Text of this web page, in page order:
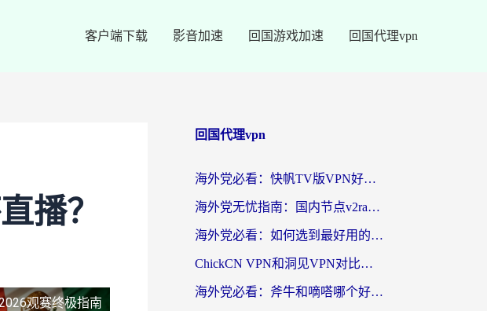
客户端下载 影音加速 回国游戏加速 回国代理vpn
播？
观赛终极指南
回国代理vpn
海外党必看：快帆TV版VPN好用吗？和快游VPN对比哪个回国效果更好？附实用避坑指南
海外党无忧指南：国内节点v2ray怎么选？一键回国VPN+多场景实测帮你避坑
海外党必看：如何选到最好用的回国加速器？从节点到售后的全维度指南
ChickCN VPN和洞见VPN对比哪个回国效果更好？海外党亲测3款加速器+避坑指南
海外党必看：斧牛和嘀嗒哪个好？3个维度教你选对回国加速器